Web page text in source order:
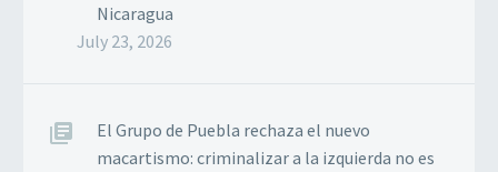
Nicaragua
July 23, 2026
El Grupo de Puebla rechaza el nuevo
macartismo: criminalizar a la izquierda no es